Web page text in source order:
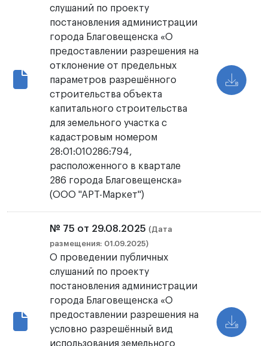
слушаний по проекту
постановления администрации
города Благовещенска «О
предоставлении разрешения на
отклонение от предельных
параметров разрешённого
строительства объекта
капитального строительства
для земельного участка с
кадастровым номером
28:01:010286:794,
расположенного в квартале
286 города Благовещенска»
(ООО "АРТ-Маркет")
№ 75 от 29.08.2025 (Дата
размещения: 01.09.2025)
О проведении публичных
слушаний по проекту
постановления администрации
города Благовещенска «О
предоставлении разрешения на
условно разрешённый вид
использования земельного